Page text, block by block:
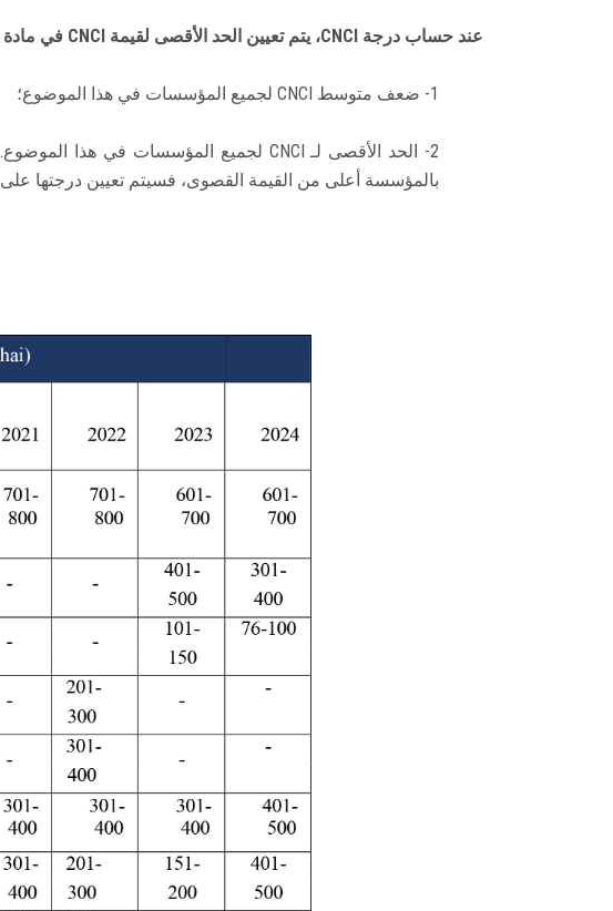
عند حساب درجة CNCI، يتم تعيين الحد الأقصى لقيمة CNCI في مادة ما على أنها القيمة الأقل من:
1- ضعف متوسط ​​CNCI لجميع المؤسسات في هذا الموضوع؛
بالمؤسسة أعلى من القيمة القصوى، فسيتم تعيين درجتها على CNCI على أنها 100.